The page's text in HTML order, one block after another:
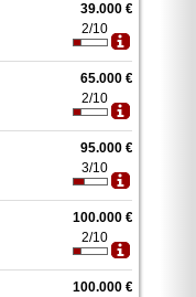
39.000 €
2/10
65.000 €
2/10
95.000 €
3/10
100.000 €
2/10
100.000 €